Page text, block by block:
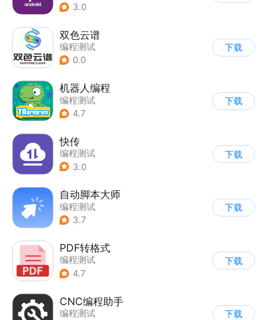
3.0
双色云谱
编程测试
0.0
下载
机器人编程
编程测试
4.7
下载
快传
编程测试
3.0
下载
自动脚本大师
编程测试
3.7
下载
PDF转格式
编程测试
4.7
下载
CNC编程助手
编程测试
下载